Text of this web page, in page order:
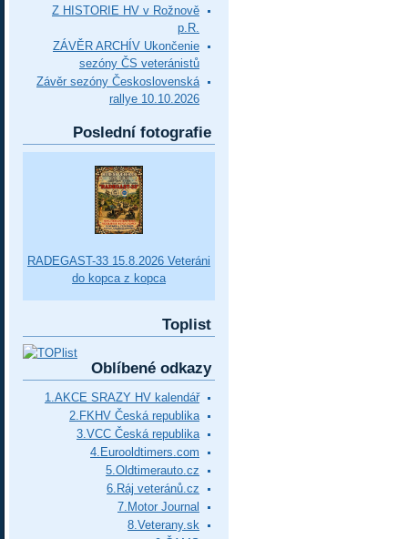
Z HISTORIE HV v Rožnově
p.R.
ZÁVĚR ARCHÍV Ukončenie
sezóny ČS veteránistů
Závěr sezóny Československá
rallye 10.10.2026
Poslední fotografie
RADEGAST-33 15.8.2026 Veteráni
do kopca z kopca
Toplist
Oblíbené odkazy
1.AKCE SRAZY HV kalendář
2.FKHV Česká republika
3.VCC Česká republika
4.Eurooldtimers.com
5.Oldtimerauto.cz
6.Ráj veteránů.cz
7.Motor Journal
8.Veterany.sk